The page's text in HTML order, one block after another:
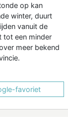
op kan
winter, duurt
vanuit de
tot een minder
meer bekend
favoriet